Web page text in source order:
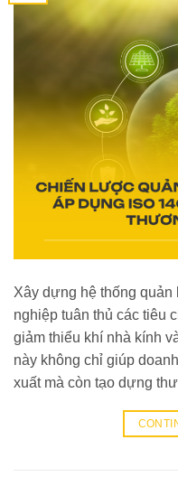
Xây dựng hệ thống quản
nghiệp tuân thủ các tiêu
giảm thiểu khí nhà kính
này không chỉ giúp
xuất mà còn tạo dựng